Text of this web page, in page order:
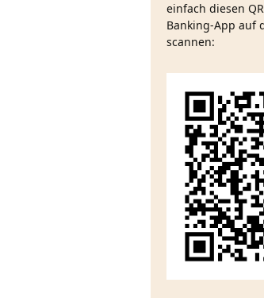
einfach diesen
Banking-App auf
scannen: